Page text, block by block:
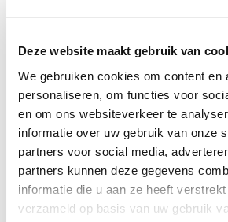
Deze website maakt gebruik van
We gebruiken cookies om content en
personaliseren, om functies voor
en om ons websiteverkeer te
informatie over uw gebruik van onze
partners voor social media,
partners kunnen deze gegevens
informatie die u aan ze heeft
verzameld op basis van uw gebruik
Woonkamer
Bijkomende
Terras
Omgeving
Residentieel
Staat
Goed
Type verwarming
Mazout